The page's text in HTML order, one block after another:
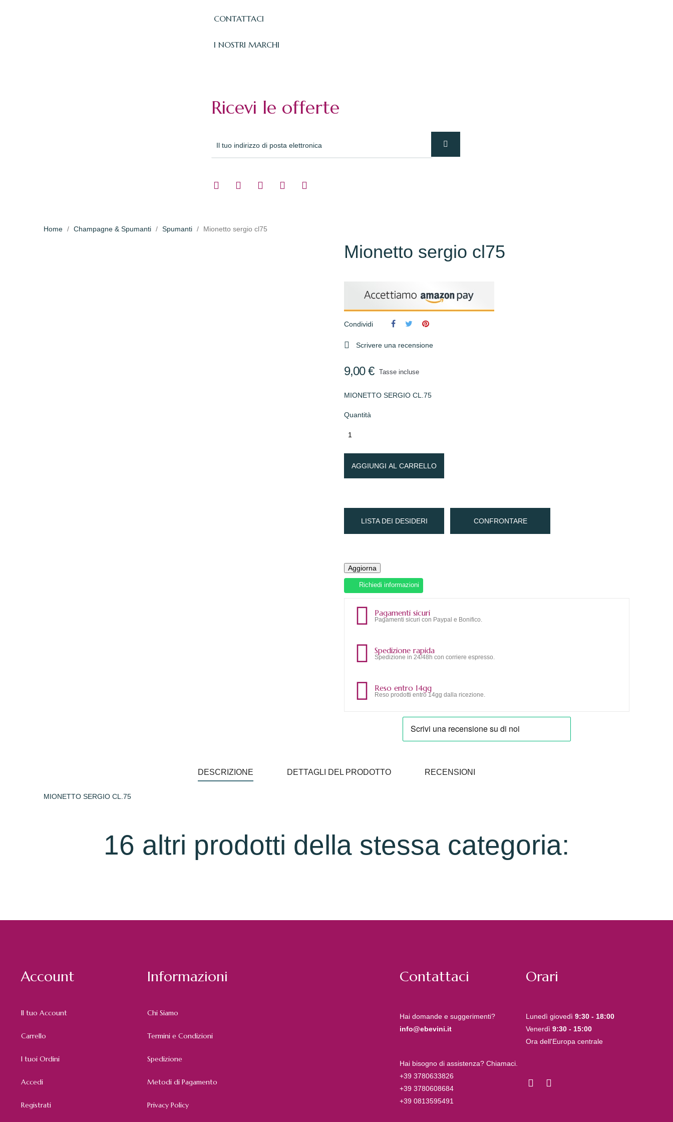
CONTATTACI
I NOSTRI MARCHI
Ricevi le offerte
Home Champagne & Spumanti Spumanti Mionetto sergio cl75
Mionetto sergio cl75
Condividi
 Scrivere una recensione
9,00 € Tasse incluse
MIONETTO SERGIO CL.75
Quantità
AGGIUNGI AL CARRELLO
LISTA DEI DESIDERI CONFRONTARE
Richiedi informazioni
Pagamenti sicuri
Pagamenti sicuri con Paypal e Bonifico.
Spedizione rapida
Spedizione in 24/48h con corriere espresso.
Reso entro 14gg
Reso prodotti entro 14gg dalla ricezione.
DESCRIZIONE DETTAGLI DEL PRODOTTO RECENSIONI
MIONETTO SERGIO CL.75
16 altri prodotti della stessa categoria:
Account
Il tuo Account
Carrello
I tuoi Ordini
Accedi
Registrati
Informazioni
Chi Siamo
Termini e Condizioni
Spedizione
Metodi di Pagamento
Privacy Policy
Contattaci
Hai domande e suggerimenti?
info@ebevini.it
Hai bisogno di assistenza? Chiamaci.
+39 3780633826
+39 3780608684
+39 0813595491
Orari
Lunedì giovedì 9:30 - 18:00
Venerdì 9:30 - 15:00
Ora dell'Europa centrale